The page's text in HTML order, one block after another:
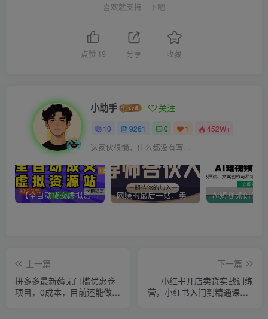
喜欢就支持一下吧
点赞 19 分享 收藏
小助手 关注
10 9261 0 1 452W+
这家伙很懒，什么都没有写...
【全自动成交虚拟资源站】站长唯一陪跑项目！月入10W+~长期稳定~ 网赚的最后一站，卖项目！做网赚顶级猎食者~
上一篇
拼多多最新薅无门槛优惠卷
项目，0成本，目前还能做，
下一篇
小红书开店卖货实战训练
营，小红书入门到精通课，7